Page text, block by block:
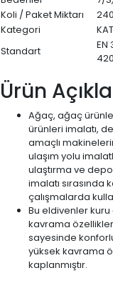
Koli / Paket Miktarı
Kategori
Standart
EN
Ürün
Ağaç, ağaç
ürünleri imalatı,
amaçlı
ulaşım yolu
ulaştırma ve
imalatı
çalışmalarda
Bu eldivenler
kavrama
sayesinde
yüksek kavrama
kaplanmıştır.